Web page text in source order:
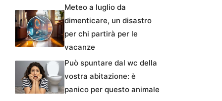
Meteo a luglio da
dimenticare, un disastro
per chi partirà per le
vacanze
Può spuntare dal wc della
vostra abitazione: è
panico per questo animale